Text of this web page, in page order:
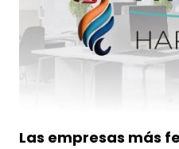
Las empresas más